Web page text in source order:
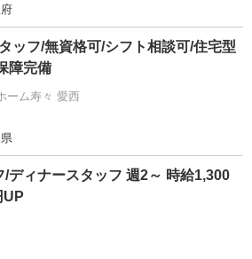
ッフ/無資格可/シフト相談可/住宅型
障完備
ーム寿々 愛西
ディナースタッフ 週2～ 時給1,300
UP